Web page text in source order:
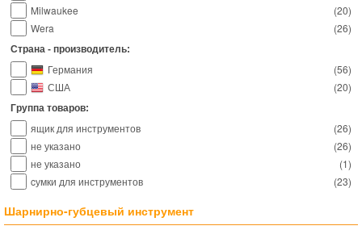
(20)
Milwaukee
(26)
Wera
Страна - производитель:
(56)
Германия
(20)
США
Группа товаров:
(26)
ящик для инструментов
(26)
не указано
(1)
не указано
(23)
cумки для инструментов
Шарнирно-губцевый инструмент